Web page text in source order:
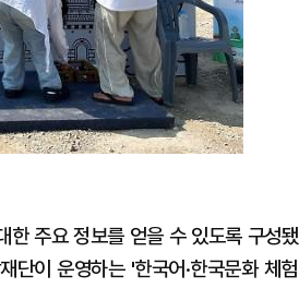
한 주요 정보를 얻을 수 있도록 구성됐
이 운영하는 '한국어·한국문화 체험